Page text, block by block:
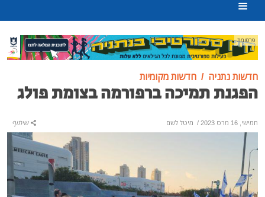
פרסומת
חדשות נתניה חדשות מקומיות
הפגנת תמיכה ברפורמה בצומת פולג
חמישי, 16 מרס 2023 / מיטל לשם שיתוף